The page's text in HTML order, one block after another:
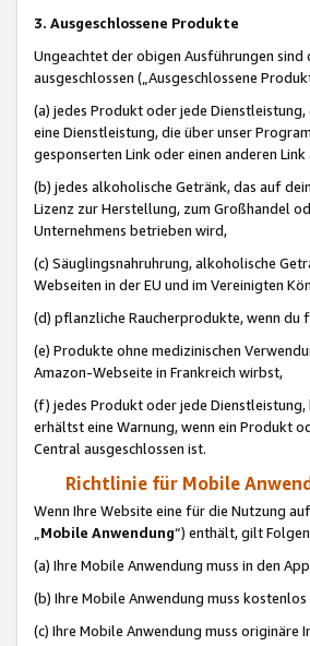
3. Ausgeschlossene Produkte
Ungeachtet der obigen Ausführungen
ausgeschlossen („Ausgeschlossene
(a) jedes Produkt oder jede
eine Dienstleistung, die über unser
gesponserten Link oder einen anderen
(b) jedes alkoholische Getränk, das auf
Lizenz zur Herstellung, zum Großhandel
Unternehmens betrieben wird,
(c) Säuglingsnahruhrung, alkoholische
Webseiten in der EU und im Vereinigten
(d) pflanzliche Raucherprodukte, wenn
(e) Produkte ohne medizinischen
Amazon-Webseite in Frankreich wirbst,
(f) jedes Produkt oder jede Dienstleistung,
erhältst eine Warnung, wenn ein Produkt
Central ausgeschlossen ist.
Richtlinie für Mobile
Wenn Ihre Website eine für die Nutzung
„Mobile Anwendung“) enthält, gilt
(a) Ihre Mobile Anwendung muss in den
(b) Ihre Mobile Anwendung muss
(c) Ihre Mobile Anwendung muss originäre